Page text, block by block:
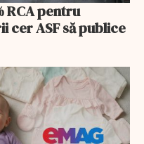
RCA pentru
cer ASF să publice